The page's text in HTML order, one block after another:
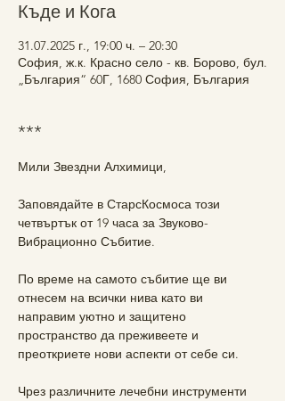
Къде и Кога
31.07.2025 г., 19:00 ч. – 20:30
София, ж.к. Красно село - кв. Борово, бул.
„България“ 60Г, 1680 София, България
***
Мили Звездни Алхимици,
Заповядайте в СтарсКосмоса този
четвъртък от 19 часа за Звуково-
Вибрационно Събитие.
По време на самото събитие ще ви
отнесем на всички нива като ви
направим уютно и защитено
пространство да преживеете и
преоткриете нови аспекти от себе си.
Чрез различните лечебни инструменти